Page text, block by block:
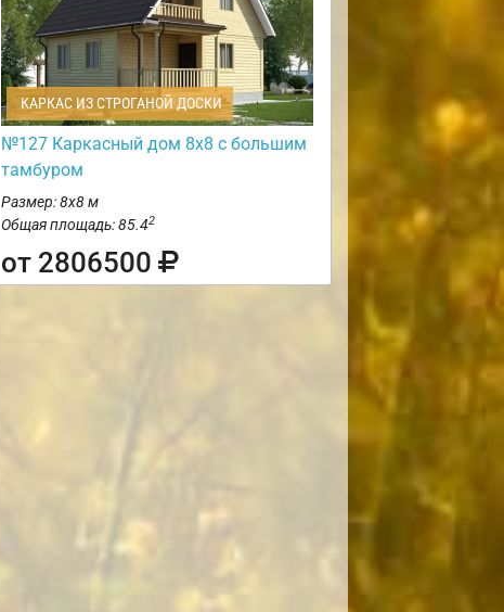
КАРКАС ИЗ СТРОГАНОЙ ДОСКИ
№127 Каркасный дом 8х8 с большим
тамбуром
Размер: 8х8 м
Общая площадь: 85.42
от 2806500